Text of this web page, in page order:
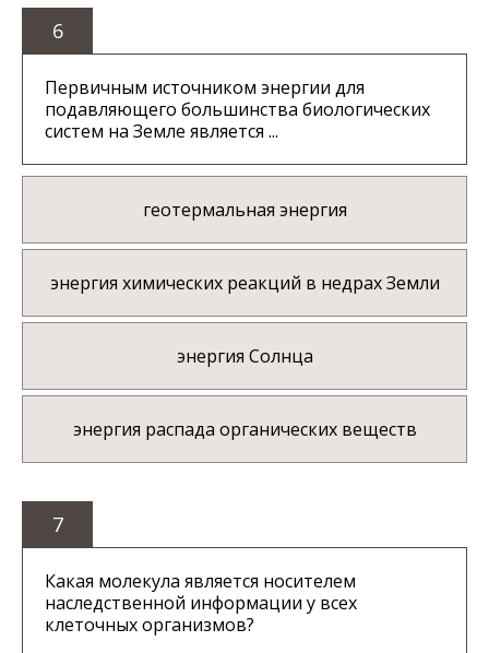
6
Первичным источником энергии для
подавляющего большинства биологических
систем на Земле является ...
геотермальная энергия
энергия химических реакций в недрах Земли
энергия Солнца
энергия распада органических веществ
7
Какая молекула является носителем
наследственной информации у всех
клеточных организмов?